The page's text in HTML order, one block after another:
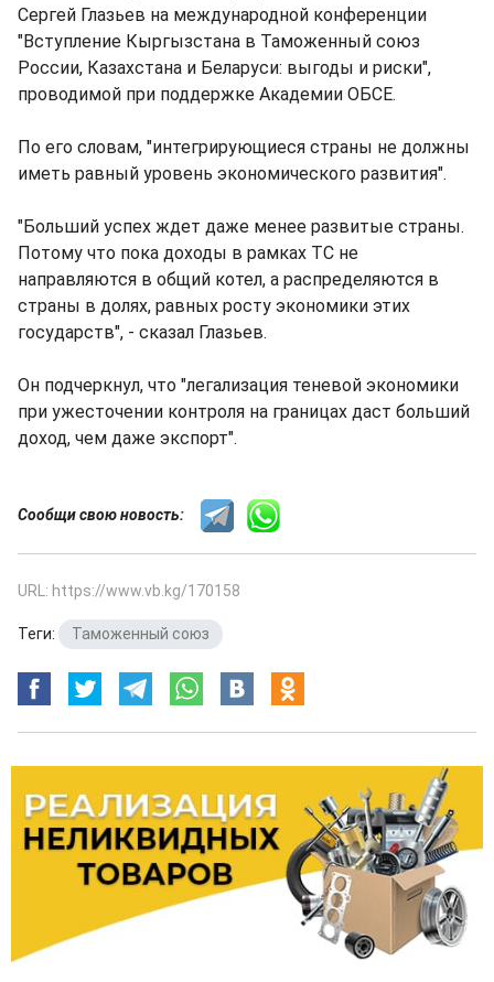
Сергей Глазьев на международной конференции
"Вступление Кыргызстана в Таможенный союз
России, Казахстана и Беларуси: выгоды и риски",
проводимой при поддержке Академии ОБСЕ.
По его словам, "интегрирующиеся страны не должны
иметь равный уровень экономического развития".
"Больший успех ждет даже менее развитые страны.
Потому что пока доходы в рамках ТС не
направляются в общий котел, а распределяются в
страны в долях, равных росту экономики этих
государств", - сказал Глазьев.
Он подчеркнул, что "легализация теневой экономики
при ужесточении контроля на границах даст больший
доход, чем даже экспорт".
Сообщи свою новость:
URL: https://www.vb.kg/170158
Теги: Таможенный союз